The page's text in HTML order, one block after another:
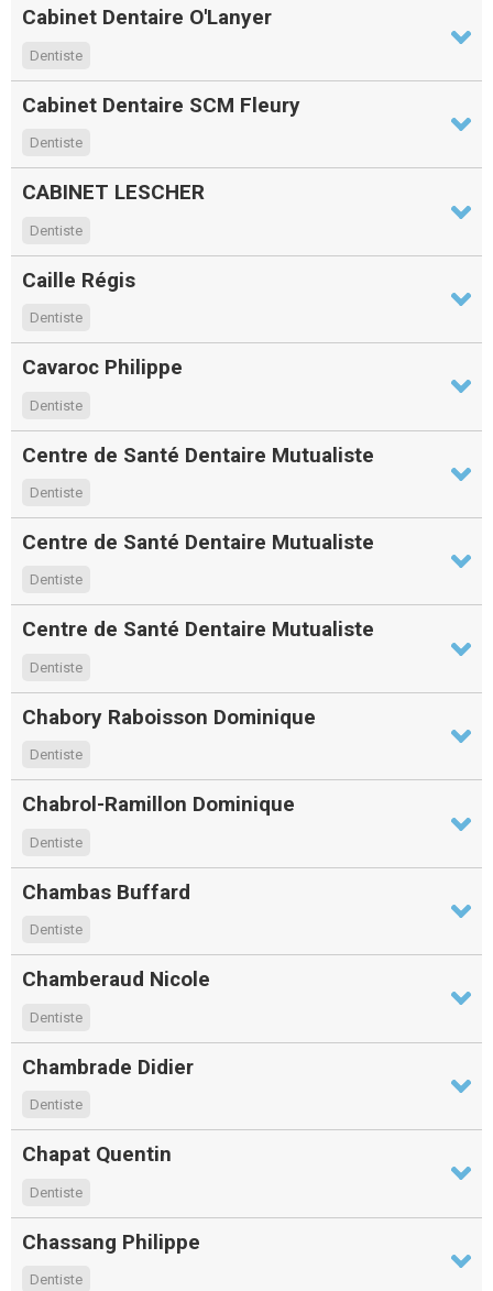
Cabinet Dentaire O'Lanyer
Dentiste
Cabinet Dentaire SCM Fleury
Dentiste
CABINET LESCHER
Dentiste
Caille Régis
Dentiste
Cavaroc Philippe
Dentiste
Centre de Santé Dentaire Mutualiste
Dentiste
Centre de Santé Dentaire Mutualiste
Dentiste
Centre de Santé Dentaire Mutualiste
Dentiste
Chabory Raboisson Dominique
Dentiste
Chabrol-Ramillon Dominique
Dentiste
Chambas Buffard
Dentiste
Chamberaud Nicole
Dentiste
Chambrade Didier
Dentiste
Chapat Quentin
Dentiste
Chassang Philippe
Dentiste